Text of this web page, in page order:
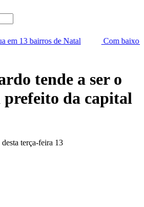
Com baixo efetivo, Alcaçuz
tende a ser o
prefeito da capital
terça-feira 13